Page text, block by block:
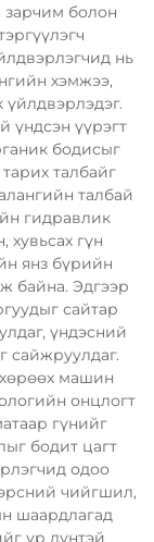
болон
нь
хэмжээ,
үйлдвэрлэдэг.
үндсэн үүрэгт
бодисыг
талбайг
талбай
гидравлик
хувьсах гүн
янз бүрийн
байна. Эдгээр
сайтар
үндэсний
сайжруулдаг.
машин
онцлогт
гүнийг
бодит цагт
одоо
чийгшил,
шаардлагад
үр дүнтэй